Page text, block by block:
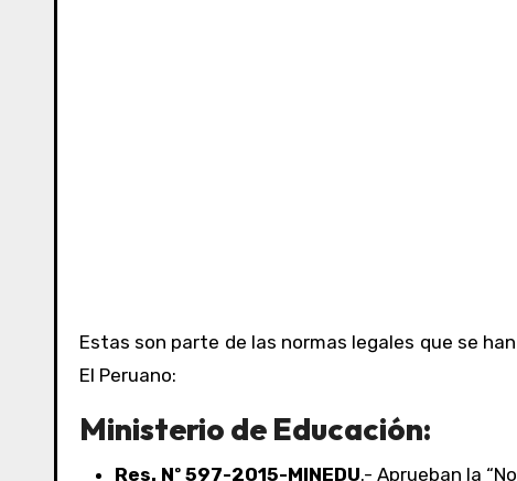
Estas son parte de las normas legales que se
El Peruano:
Ministerio de Educación:
Res. Nº 597-2015-MINEDU.- Aprueban la